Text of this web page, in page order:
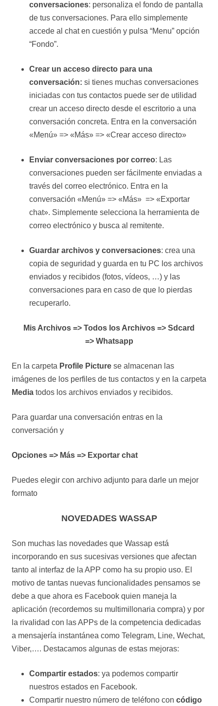
conversaciones: personaliza el fondo de pantalla
de tus conversaciones. Para ello simplemente
accede al chat en cuestión y pulsa “Menu” opción
“Fondo”.
Crear un acceso directo para una
conversación: si tienes muchas conversaciones
iniciadas con tus contactos puede ser de utilidad
crear un acceso directo desde el escritorio a una
conversación concreta. Entra en la conversación
«Menú» => «Más» => «Crear acceso directo»
Enviar conversaciones por correo: Las
conversaciones pueden ser fácilmente enviadas a
través del correo electrónico. Entra en la
conversación «Menú» => «Más» => «Exportar
chat». Simplemente selecciona la herramienta de
correo electrónico y busca al remitente.
Guardar archivos y conversaciones: crea una
copia de seguridad y guarda en tu PC los archivos
enviados y recibidos (fotos, vídeos, …) y las
conversaciones para en caso de que lo pierdas
recuperarlo.
Mis Archivos => Todos los Archivos => Sdcard
=> Whatsapp
En la carpeta Profile Picture se almacenan las
imágenes de los perfiles de tus contactos y en la carpeta
Media todos los archivos enviados y recibidos.
Para guardar una conversación entras en la
conversación y
Opciones => Más => Exportar chat
Puedes elegir con archivo adjunto para darle un mejor
formato
NOVEDADES WASSAP
Son muchas las novedades que Wassap está
incorporando en sus sucesivas versiones que afectan
tanto al interfaz de la APP como ha su propio uso. El
motivo de tantas nuevas funcionalidades pensamos se
debe a que ahora es Facebook quien maneja la
aplicación (recordemos su multimillonaria compra) y por
la rivalidad con las APPs de la competencia dedicadas
a mensajería instantánea como Telegram, Line, Wechat,
Viber,…. Destacamos algunas de estas mejoras:
Compartir estados: ya podemos compartir
nuestros estados en Facebook.
Compartir nuestro número de teléfono con código